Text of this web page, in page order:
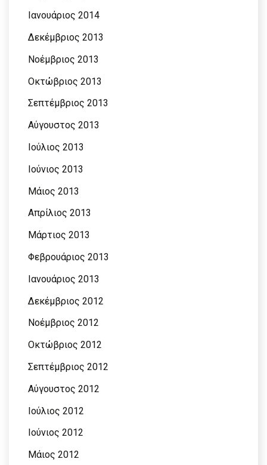
Ιανουάριος 2014
Δεκέμβριος 2013
Νοέμβριος 2013
Οκτώβριος 2013
Σεπτέμβριος 2013
Αύγουστος 2013
Ιούλιος 2013
Ιούνιος 2013
Μάιος 2013
Απρίλιος 2013
Μάρτιος 2013
Φεβρουάριος 2013
Ιανουάριος 2013
Δεκέμβριος 2012
Νοέμβριος 2012
Οκτώβριος 2012
Σεπτέμβριος 2012
Αύγουστος 2012
Ιούλιος 2012
Ιούνιος 2012
Μάιος 2012